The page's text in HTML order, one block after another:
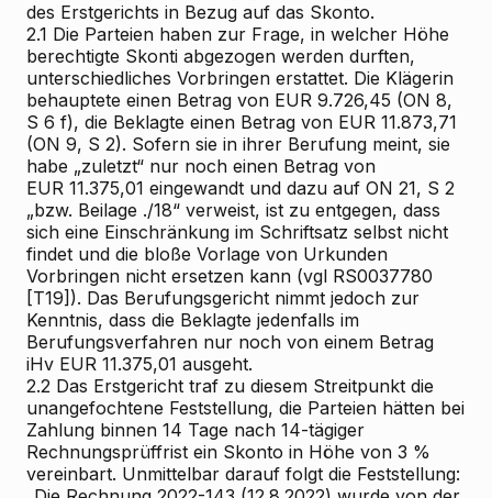
des Erstgerichts in Bezug auf das Skonto.
2.1 Die Parteien haben zur Frage, in welcher Höhe
berechtigte Skonti abgezogen werden durften,
unterschiedliches Vorbringen erstattet. Die Klägerin
behauptete einen Betrag von EUR 9.726,45 (ON 8,
S 6 f), die Beklagte einen Betrag von EUR 11.873,71
(ON 9, S 2). Sofern sie in ihrer Berufung meint, sie
habe „zuletzt“ nur noch einen Betrag von
EUR 11.375,01 eingewandt und dazu auf ON 21, S 2
„bzw. Beilage ./18“ verweist, ist zu entgegen, dass
sich eine Einschränkung im Schriftsatz selbst nicht
findet und die bloße Vorlage von Urkunden
Vorbringen nicht ersetzen kann (vgl RS0037780
[T19]). Das Berufungsgericht nimmt jedoch zur
Kenntnis, dass die Beklagte jedenfalls im
Berufungsverfahren nur noch von einem Betrag
iHv EUR 11.375,01 ausgeht.
2.2 Das Erstgericht traf zu diesem Streitpunkt die
unangefochtene Feststellung, die Parteien hätten bei
Zahlung binnen 14 Tage nach 14-tägiger
Rechnungsprüffrist ein Skonto in Höhe von 3 %
vereinbart. Unmittelbar darauf folgt die Feststellung: